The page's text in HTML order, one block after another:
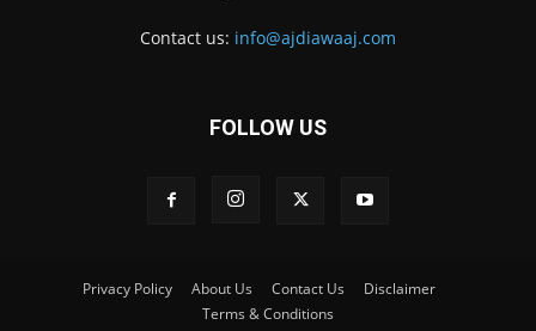
Contact us: info@ajdiawaaj.com
FOLLOW US
Privacy Policy About Us Contact Us
Disclaimer
Terms & Conditions